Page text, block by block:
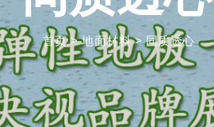
首页>地面材料>同质透心